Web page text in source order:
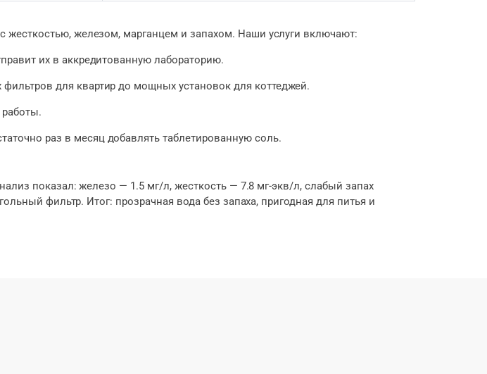
железом, марганцем и запахом. Наши услуги включают:
их в аккредитованную лабораторию.
для квартир до мощных установок для коттеджей.
работы.
раз в месяц добавлять таблетированную соль.
показал: железо — 1.5 мг/л, жесткость — 7.8 мг-экв/л, слабый запах
фильтр. Итог: прозрачная вода без запаха, пригодная для питья и